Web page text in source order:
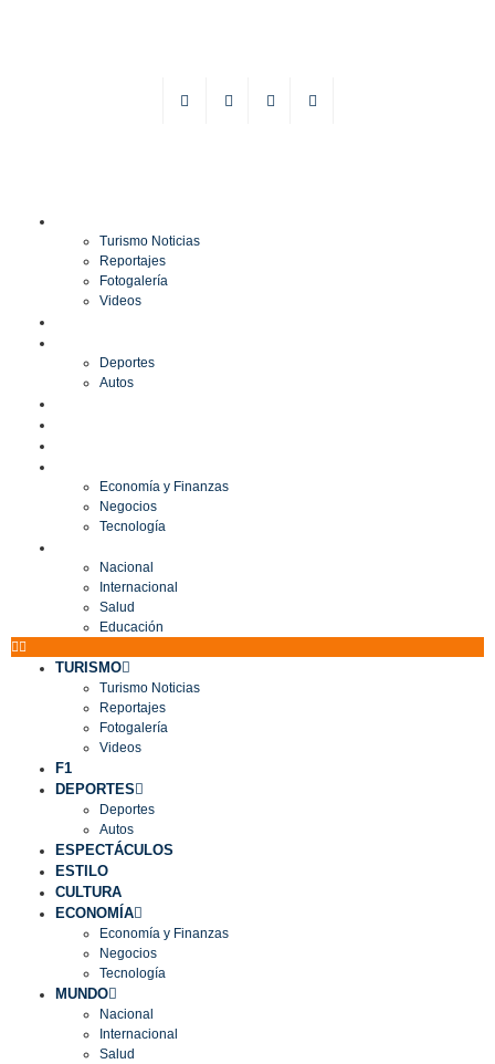
Turismo Noticias
Reportajes
Fotogalería
Videos
Deportes
Autos
Economía y Finanzas
Negocios
Tecnología
Nacional
Internacional
Salud
Educación
TURISMO
Turismo Noticias
Reportajes
Fotogalería
Videos
F1
DEPORTES
Deportes
Autos
ESPECTÁCULOS
ESTILO
CULTURA
ECONOMÍA
Economía y Finanzas
Negocios
Tecnología
MUNDO
Nacional
Internacional
Salud